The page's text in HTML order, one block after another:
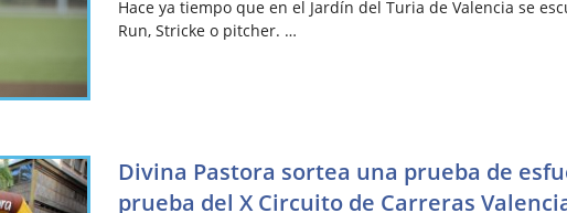
Hace ya tiempo que en el Jardín del Turia de Valencia se
Run, Stricke o pitcher. …
Divina Pastora sortea una prueba de
prueba del X Circuito de Carreras